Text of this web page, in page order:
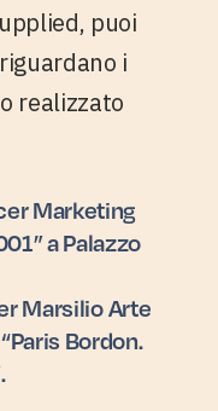
puoi
i
realizzato
Marketing
a Palazzo
Marsilio Arte
Bordon.